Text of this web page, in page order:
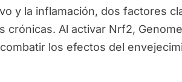
y la inflamación, dos factores
crónicas. Al activar Nrf2,
los efectos del